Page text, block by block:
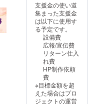
支援金の使い道
集まった支援金
は以下に使用す
る予定です。
設備費
広報/宣伝費
リターン仕入
れ費
HP制作依頼
費
※目標金額を超
えた場合はプロ
ジェクトの運営